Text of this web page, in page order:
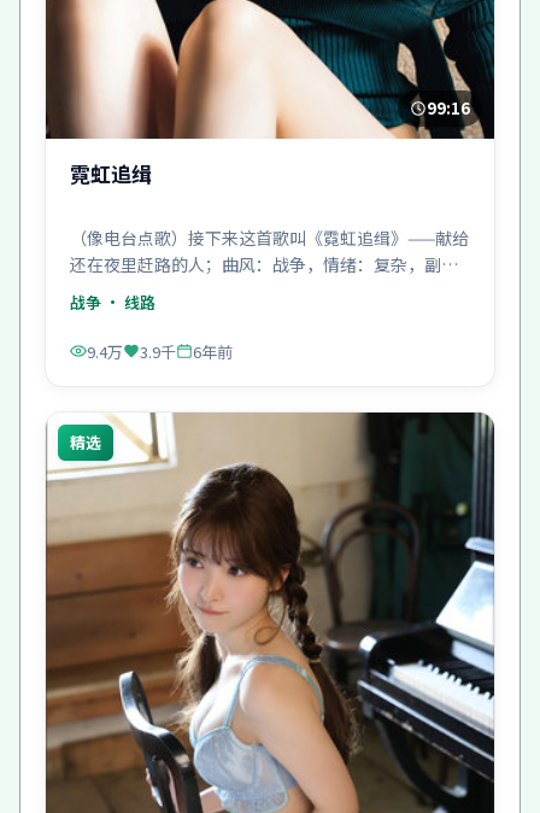
99:16
霓虹追缉
（像电台点歌）接下来这首歌叫《霓虹追缉》——献给
还在夜里赶路的人；曲风：战争，情绪：复杂，副
歌：很亮。
战争 · 线路
9.4万 3.9千 6年前
精选